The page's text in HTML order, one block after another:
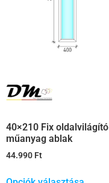
40×210 Fix oldalvilágító
műanyag ablak
44.990 Ft